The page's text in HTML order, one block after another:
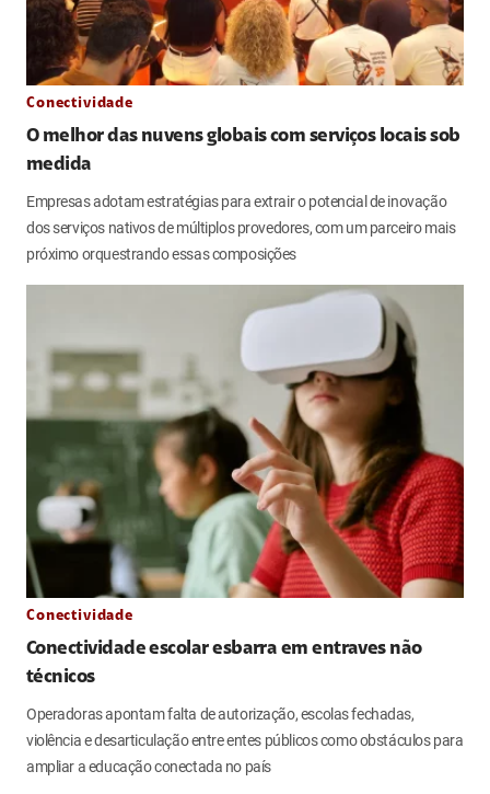
Conectividade
O melhor das nuvens globais com serviços locais sob
medida
Empresas adotam estratégias para extrair o potencial de inovação
dos serviços nativos de múltiplos provedores, com um parceiro mais
próximo orquestrando essas composições
Conectividade
Conectividade escolar esbarra em entraves não
técnicos
Operadoras apontam falta de autorização, escolas fechadas,
violência e desarticulação entre entes públicos como obstáculos para
ampliar a educação conectada no país